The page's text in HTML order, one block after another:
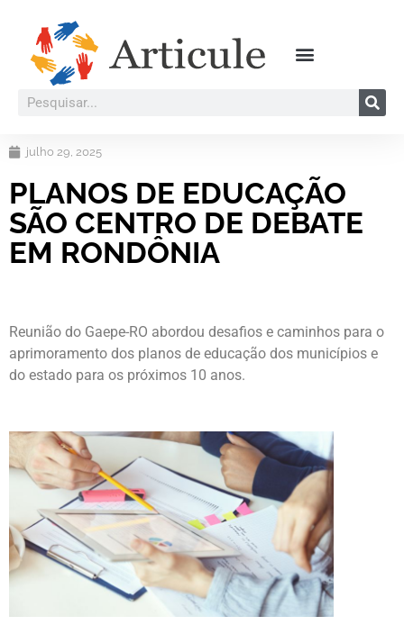
julho 29, 2025
PLANOS DE EDUCAÇÃO
SÃO CENTRO DE DEBATE
EM RONDÔNIA
Reunião do Gaepe-RO abordou desafios e caminhos para o
aprimoramento dos planos de educação dos municípios e
do estado para os próximos 10 anos.